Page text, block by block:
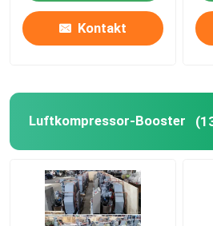
Kontakt
Luftkompressor-Booster